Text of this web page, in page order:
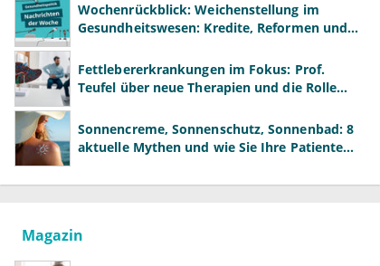
Wochenrückblick: Weichenstellung im
Gesundheitswesen: Kredite, Reformen und
Fettlebererkrankungen im Fokus: Prof.
Teufel über neue Therapien und die Rolle
Sonnencreme, Sonnenschutz, Sonnenbad: 8
aktuelle Mythen und wie Sie Ihre Patienten
Magazin